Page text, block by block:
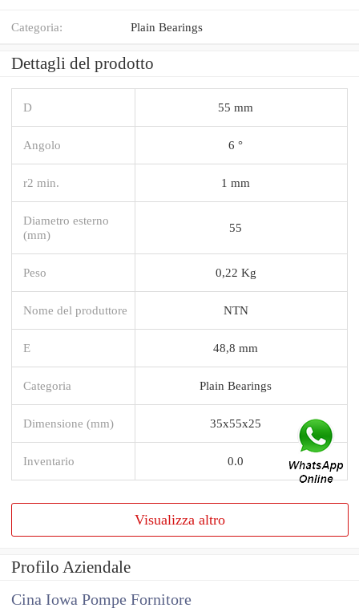
Categoria: Plain Bearings
Dettagli del prodotto
D 55 mm
Angolo 6 °
r2 min. 1 mm
Diametro esterno
(mm)
55
Peso 0,22 Kg
Nome del produttore NTN
E 48,8 mm
Categoria Plain Bearings
Dimensione (mm) 35x55x25
Inventario 0.0
Visualizza altro
Profilo Aziendale
Cina Iowa Pompe Fornitore